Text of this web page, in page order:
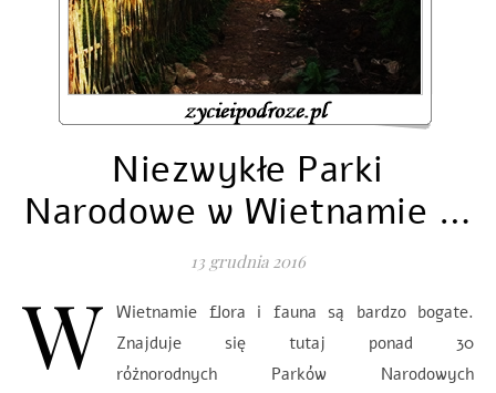
Niezwykłe Parki
Narodowe w Wietnamie …
13 grudnia 2016
W Wietnamie flora i fauna są bardzo bogate.
Znajduje się tutaj ponad 30
różnorodnych Parków Narodowych